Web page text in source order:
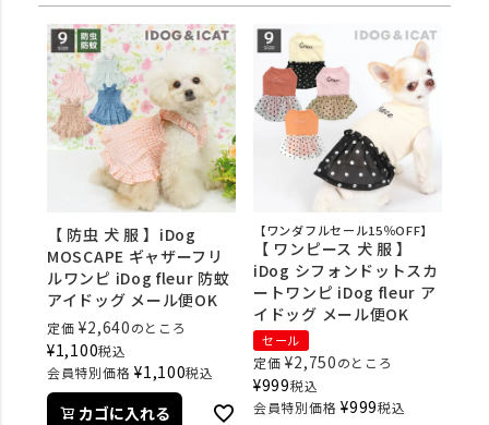
【 防虫 犬 服 】iDog
MOSCAPE ギャザーフリ
ルワンピ iDog fleur 防蚊
アイドッグ メール便OK
定価 ¥2,640のところ
¥1,100税込
会員特別価格 ¥1,100税込
カゴに入れる
【ワンダフルセール15％OFF】
【 ワンピース 犬 服 】
iDog シフォンドットスカ
ートワンピ iDog fleur ア
イドッグ メール便OK
セール
定価 ¥2,750のところ
¥999税込
会員特別価格 ¥999税込